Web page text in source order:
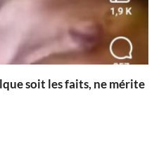
soit les faits, ne mérite